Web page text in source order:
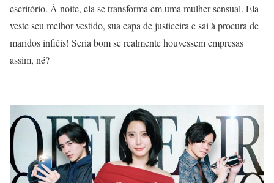
escritório. À noite, ela se transforma em uma mulher sensual. Ela
veste seu melhor vestido, sua capa de justiceira e sai à procura de
maridos infiéis! Seria bom se realmente houvessem empresas
assim, né?